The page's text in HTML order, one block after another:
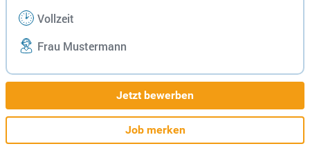
Vollzeit
Frau Mustermann
Jetzt bewerben
Job merken